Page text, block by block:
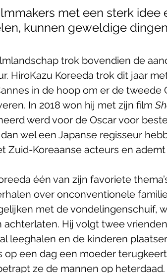
met een sterk
kunnen geweldige
trok bovendien de
HiroKazu Koreeda trok dit jaar
in de hoop om er de tweede
In 2018 won hij met zijn film
werd voor de Oscar voor
wel een Japanse regisseur
Zuid-Koreaanse acteurs en
één van zijn favoriete
over onconventionele
met de vondelingenschuif,
achterlaten. Hij volgt twee
leeghalen en de kinderen
op een dag een moeder
ze de mannen op